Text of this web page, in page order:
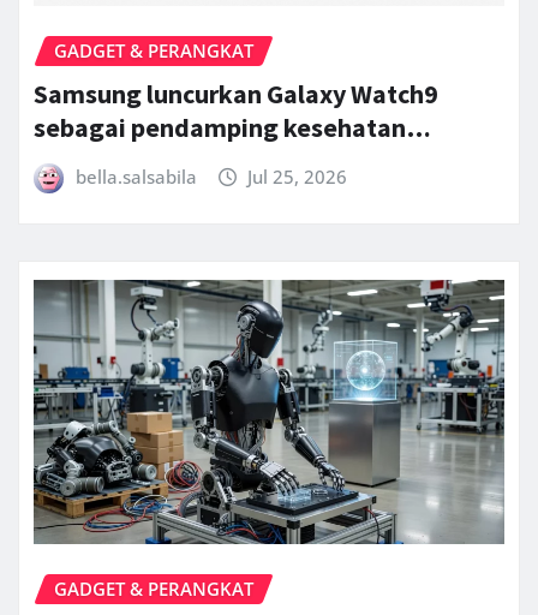
GADGET & PERANGKAT
Samsung luncurkan Galaxy Watch9
sebagai pendamping kesehatan…
bella.salsabila Jul 25, 2026
GADGET & PERANGKAT